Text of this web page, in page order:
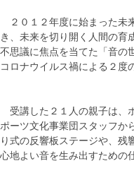
２０１２年度に始まった未
き、未来を切り開く人間の育
不思議に焦点を当てた「音の
コロナウイルス禍による２度
受講した２１人の親子は、
ポーツ文化事業団スタッフか
り式の反響板ステージや、残
心地よい音を生み出すための